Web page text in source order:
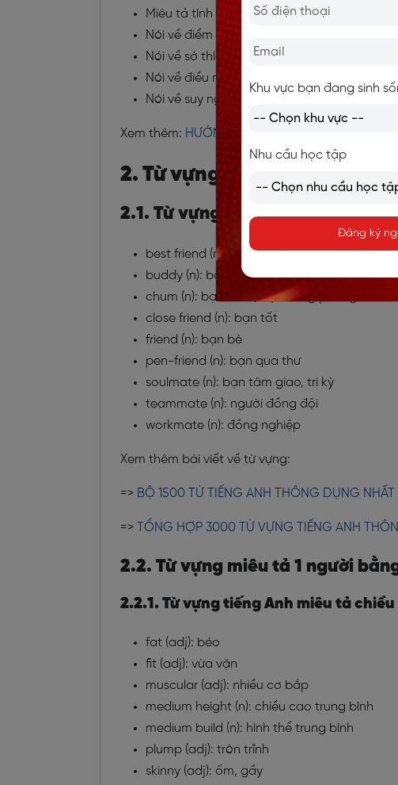
Miêu tả tính cách, đặc điểm của người
Nói về điểm mạnh, điểm yếu của người bạn
Nói về sở thích của người bạn thân.
Nói về điều mà bạn thích nhất ở người
Nói về suy nghĩ, cảm nhận và tình cảm của
Xem thêm: HƯỚNG DẪN CÁCH MIÊU TẢ NGƯỜI
2. Từ vựng cho bài viết về
2.1. Từ vựng chỉ bạn thân
best friend (n): bạn thân
buddy (n): bạn thân
chum (n): bạn thân, bạn cùng phòng
close friend (n): bạn tốt
friend (n): bạn bè
pen-friend (n): bạn qua thư
soulmate (n): bạn tâm giao, tri kỳ
teammate (n): người đồng đội
workmate (n): đồng nghiệp
Xem thêm bài viết về từ vựng:
=> BỘ 1500 TỪ TIẾNG ANH THÔNG DỤNG
=> TỔNG HỢP 3000 TỪ VỰNG TIẾNG ANH
2.2. Từ vựng miêu tả 1 người
2.2.1. Từ vựng tiếng Anh miêu tả
fat (adj): béo
fit (adj): vừa vặn
muscular (adj): nhiều cơ bắp
medium height (n): chiều cao trung bình
medium build (n): hình thể trung bình
plump (adj): tròn trĩnh
skinny (adj): ốm, gầy
Khu vực bạn đang sinh
Nhu cầu học tập
Đăng ký